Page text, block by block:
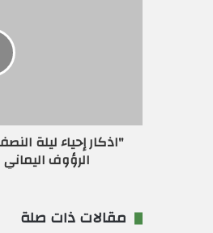
ن
"اذكار إحياء ليلة
الرؤوف
مقالات ذات صلة